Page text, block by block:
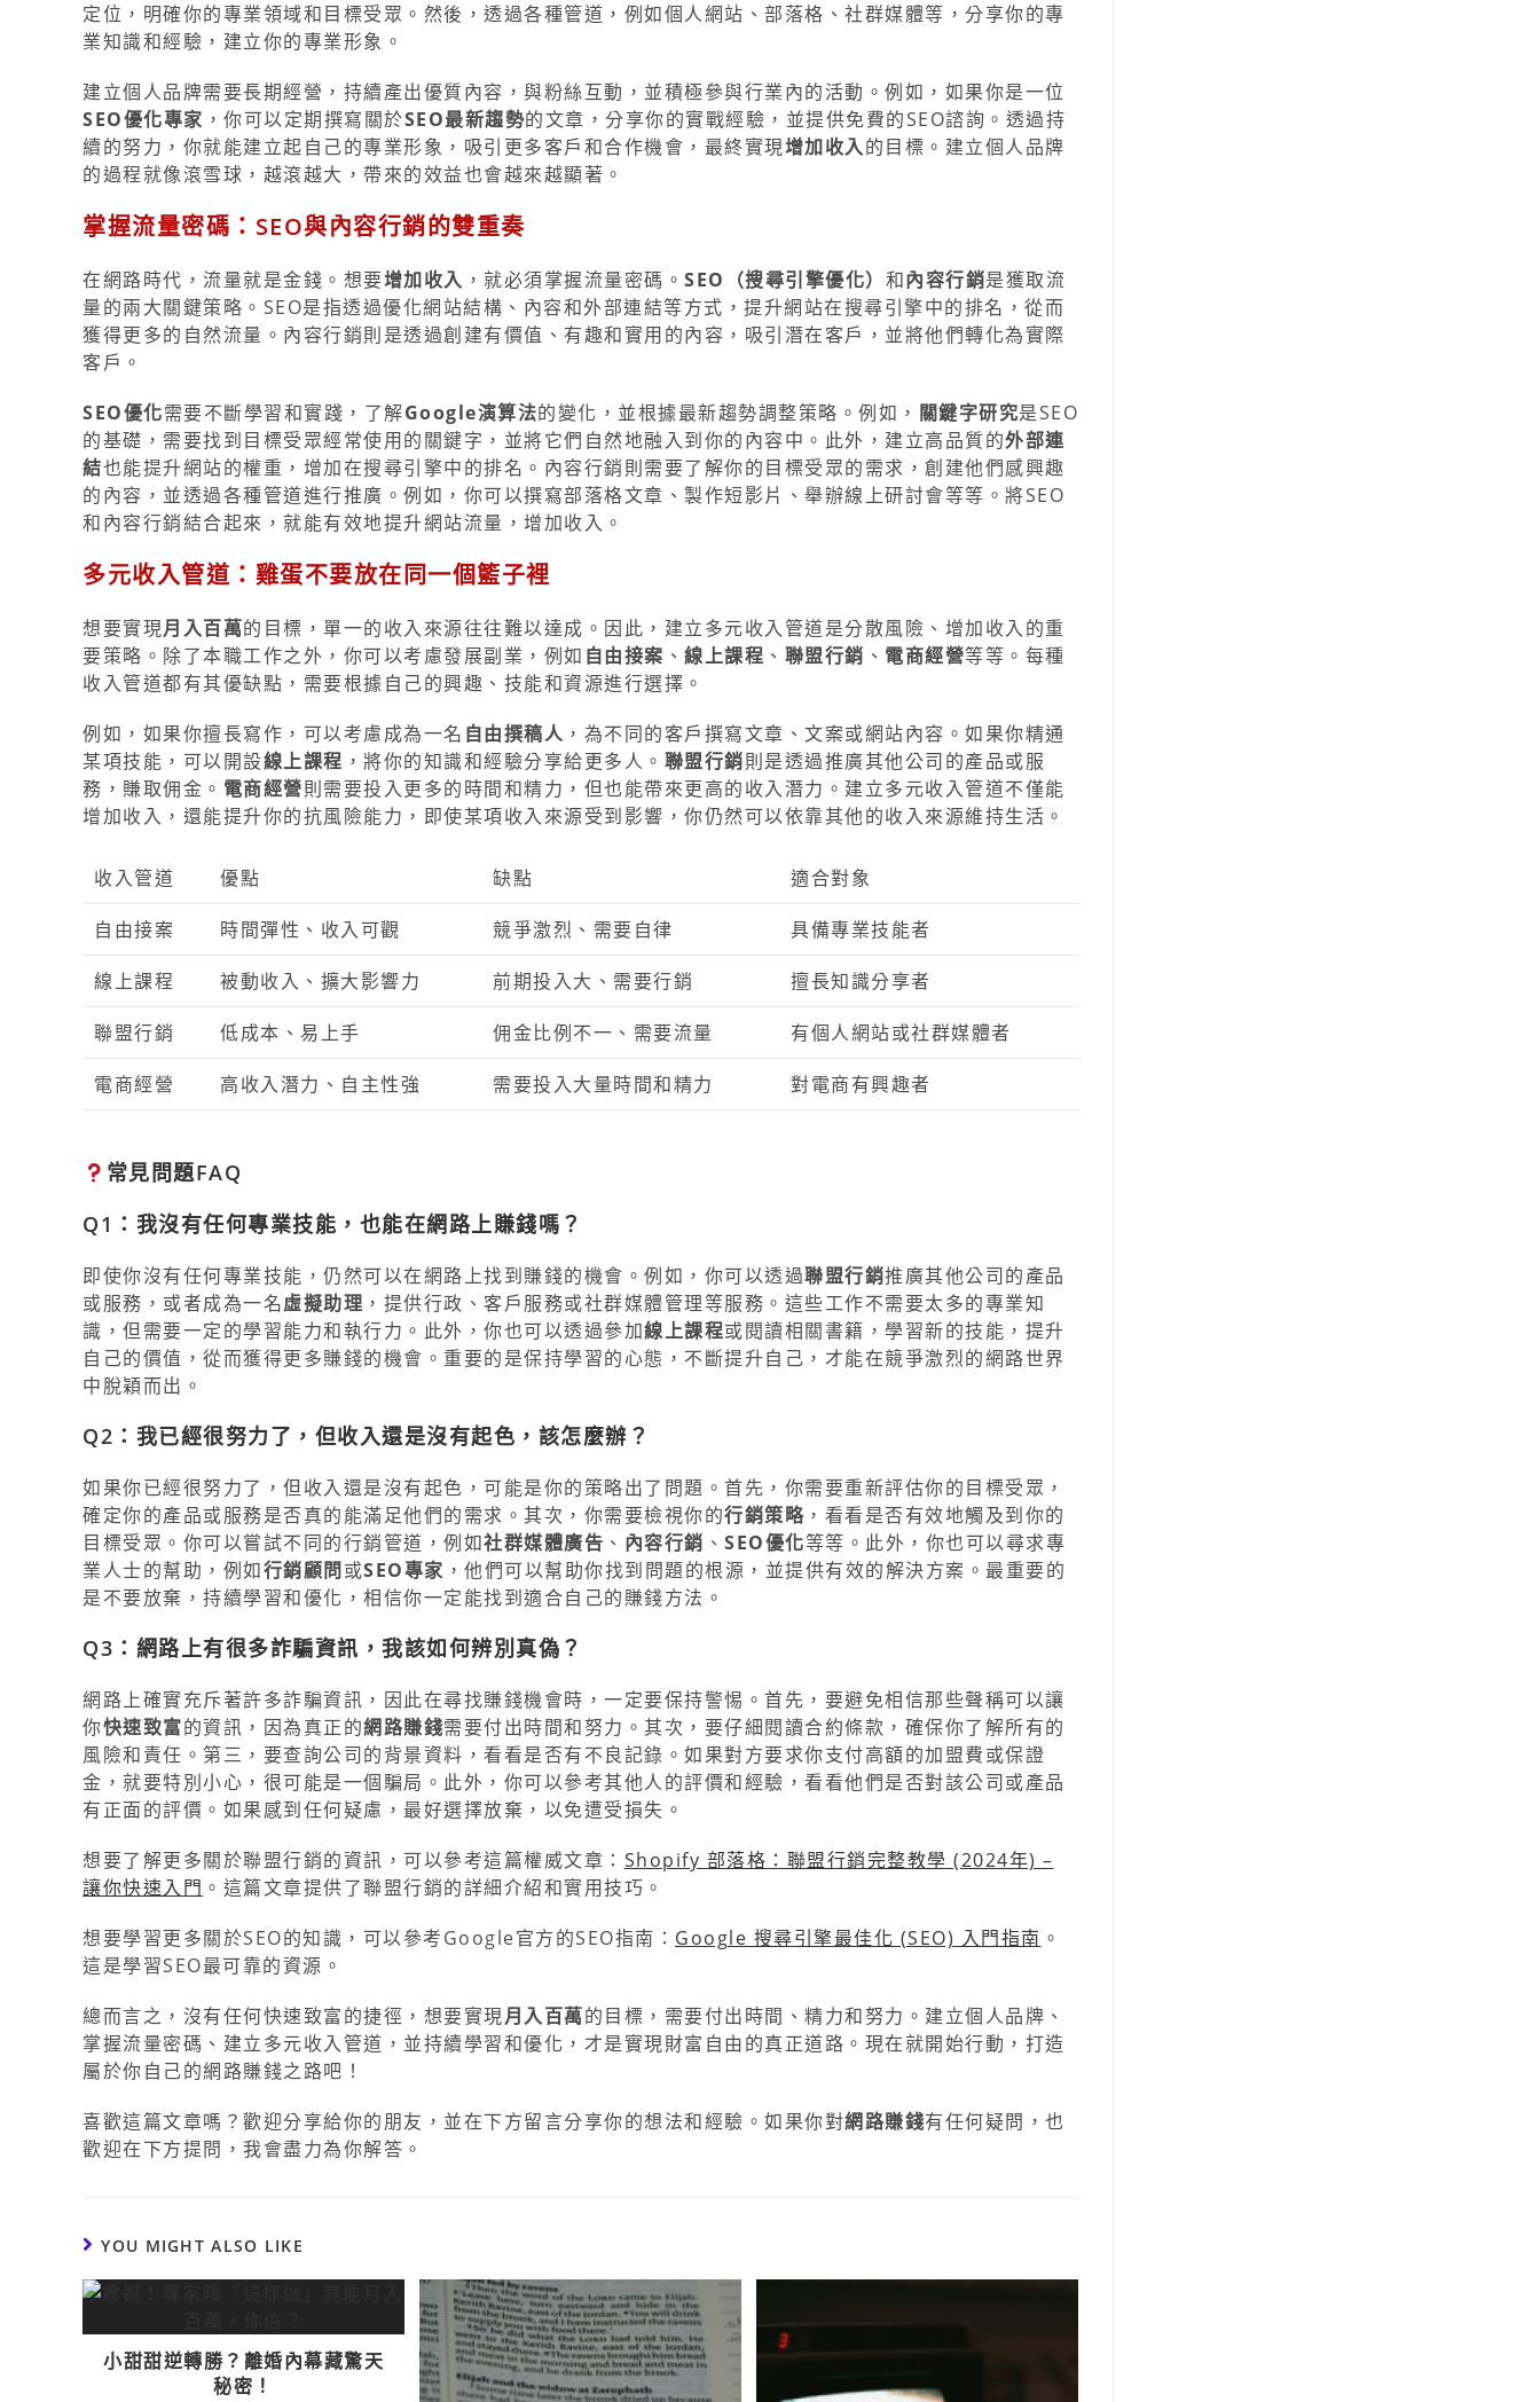
定位，明確你的專業領域和目標受眾。然後，透過各種管道，例如個人網站、部落格、社群媒體等，分享你的專
業知識和經驗，建立你的專業形象。
建立個人品牌需要長期經營，持續產出優質內容，與粉絲互動，並積極參與行業內的活動。例如，如果你是一位
SEO優化專家 ，你可以定期撰寫關於SEO最新趨勢的文章，分享你的實戰經驗，並提供免費的SEO諮詢。透過持
續的努力，你就能建立起自己的專業形象，吸引更多客戶和合作機會，最終實現增加收入的目標。建立個人品牌
的過程就像滾雪球，越滾越大，帶來的效益也會越來越顯著。
掌握流量密碼：SEO與內容行銷的雙重奏
在網路時代，流量就是金錢。想要增加收入 ，就必須掌握流量密碼。 SEO（搜尋引擎優化） 和內容行銷是獲取流
量的兩大關鍵策略。SEO是指透過優化網站結構、內容和外部連結等方式，提升網站在搜尋引擎中的排名，從而
獲得更多的自然流量。內容行銷則是透過創建有價值、有趣和實用的內容，吸引潛在客戶，並將他們轉化為實際
客戶。
SEO優化需要不斷學習和實踐，了解Google演算法的變化，並根據最新趨勢調整策略。例如， 關鍵字研究是SEO
的基礎，需要找到目標受眾經常使用的關鍵字，並將它們自然地融入到你的內容中。此外，建立高品質的外部連
結也能提升網站的權重，增加在搜尋引擎中的排名。內容行銷則需要了解你的目標受眾的需求，創建他們感興趣
的內容，並透過各種管道進行推廣。例如，你可以撰寫部落格文章、製作短影片、舉辦線上研討會等等。將SEO
和內容行銷結合起來，就能有效地提升網站流量，增加收入。
多元收入管道：雞蛋不要放在同一個籃子裡
想要實現月入百萬的目標，單一的收入來源往往難以達成。因此，建立多元收入管道是分散風險、增加收入的重
要策略。除了本職工作之外，你可以考慮發展副業，例如 自由接案 、 線上課程 、 聯盟行銷 、 電商經營等等。每種
收入管道都有其優缺點，需要根據自己的興趣、技能和資源進行選擇。
例如，如果你擅長寫作，可以考慮成為一名 自由撰稿人 ，為不同的客戶撰寫文章、文案或網站內容。如果你精通
某項技能，可以開設線上課程 ，將你的知識和經驗分享給更多人。 聯盟行銷則是透過推廣其他公司的產品或服
務，賺取佣金。 電商經營則需要投入更多的時間和精力，但也能帶來更高的收入潛力。建立多元收入管道不僅能
增加收入，還能提升你的抗風險能力，即使某項收入來源受到影響，你仍然可以依靠其他的收入來源維持生活。
收入管道 優點 缺點 適合對象
自由接案 時間彈性、收入可觀 競爭激烈、需要自律 具備專業技能者
線上課程 被動收入、擴大影響力 前期投入大、需要行銷 擅長知識分享者
聯盟行銷 低成本、易上手 佣金比例不一、需要流量 有個人網站或社群媒體者
電商經營 高收入潛力、自主性強 需要投入大量時間和精力 對電商有興趣者
常見問題FAQ
Q1：我沒有任何專業技能，也能在網路上賺錢嗎？
即使你沒有任何專業技能，仍然可以在網路上找到賺錢的機會。例如，你可以透過聯盟行銷推廣其他公司的產品
或服務，或者成為一名虛擬助理 ，提供行政、客戶服務或社群媒體管理等服務。這些工作不需要太多的專業知
識，但需要一定的學習能力和執行力。此外，你也可以透過參加線上課程或閱讀相關書籍，學習新的技能，提升
自己的價值，從而獲得更多賺錢的機會。重要的是保持學習的心態，不斷提升自己，才能在競爭激烈的網路世界
中脫穎而出。
Q2：我已經很努力了，但收入還是沒有起色，該怎麼辦？
如果你已經很努力了，但收入還是沒有起色，可能是你的策略出了問題。首先，你需要重新評估你的目標受眾，
確定你的產品或服務是否真的能滿足他們的需求。其次，你需要檢視你的行銷策略 ，看看是否有效地觸及到你的
目標受眾。你可以嘗試不同的行銷管道，例如社群媒體廣告 、 內容行銷 、 SEO優化等等。此外，你也可以尋求專
業人士的幫助，例如行銷顧問或SEO專家 ，他們可以幫助你找到問題的根源，並提供有效的解決方案。最重要的
是不要放棄，持續學習和優化，相信你一定能找到適合自己的賺錢方法。
Q3：網路上有很多詐騙資訊，我該如何辨別真偽？
網路上確實充斥著許多詐騙資訊，因此在尋找賺錢機會時，一定要保持警惕。首先，要避免相信那些聲稱可以讓
你快速致富的資訊，因為真正的網路賺錢需要付出時間和努力。其次，要仔細閱讀合約條款，確保你了解所有的
風險和責任。第三，要查詢公司的背景資料，看看是否有不良記錄。如果對方要求你支付高額的加盟費或保證
金，就要特別小心，很可能是一個騙局。此外，你可以參考其他人的評價和經驗，看看他們是否對該公司或產品
有正面的評價。如果感到任何疑慮，最好選擇放棄，以免遭受損失。
想要了解更多關於聯盟行銷的資訊，可以參考這篇權威文章： Shopify 部落格：聯盟行銷完整教學 (2024年) –
讓你快速入門 。這篇文章提供了聯盟行銷的詳細介紹和實用技巧。
想要學習更多關於SEO的知識，可以參考Google官方的SEO指南： Google 搜尋引擎最佳化 (SEO) 入門指南 。
這是學習SEO最可靠的資源。
總而言之，沒有任何快速致富的捷徑，想要實現月入百萬的目標，需要付出時間、精力和努力。建立個人品牌、
掌握流量密碼、建立多元收入管道，並持續學習和優化，才是實現財富自由的真正道路。現在就開始行動，打造
屬於你自己的網路賺錢之路吧！
喜歡這篇文章嗎？歡迎分享給你的朋友，並在下方留言分享你的想法和經驗。如果你對網路賺錢有任何疑問，也
歡迎在下方提問，我會盡力為你解答。
YOU MIGHT ALSO LIKE
小甜甜逆轉勝？離婚內幕藏驚天
秘密！